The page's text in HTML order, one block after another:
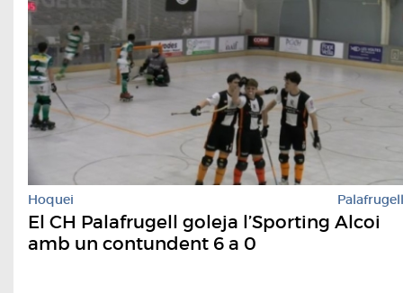
Hoquei Palafrugell
El CH Palafrugell goleja l’Sporting Alcoi
amb un contundent 6 a 0